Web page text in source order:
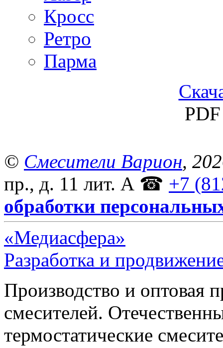
Кросс
Ретро
Парма
© Смесители Варион,
пр., д. 11 лит. А ☎ +7
обработки
«Медиасфера»
Разработка и
Производство и оптовая
смесителей.
термостатические